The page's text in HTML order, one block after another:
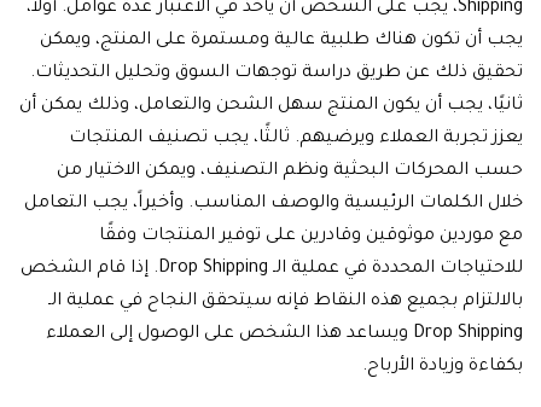
Shipping، يجب على الشخص أن يأخذ في الاعتبار عدة عوامل. أولاً،
يجب أن تكون هناك طلبية عالية ومستمرة على المنتج، ويمكن
تحقيق ذلك عن طريق دراسة توجهات السوق وتحليل التحديثات.
ثانيًا، يجب أن يكون المنتج سهل الشحن والتعامل، وذلك يمكن أن
يعزز تجربة العملاء ويرضيهم. ثالثًا، يجب تصنيف المنتجات
حسب المحركات البحثية ونظم التصنيف، ويمكن الاختيار من
خلال الكلمات الرئيسية والوصف المناسب. وأخيراً، يجب التعامل
مع موردين موثوقين وقادرين على توفير المنتجات وفقًا
للاحتياجات المحددة في عملية الـ Drop Shipping. إذا قام الشخص
بالالتزام بجميع هذه النقاط فإنه سيتحقق النجاح في عملية الـ
Drop Shipping ويساعد هذا الشخص على الوصول إلى العملاء
بكفاءة وزيادة الأرباح.